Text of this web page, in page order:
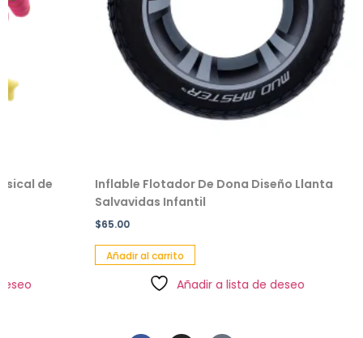
Inflable Flotador De Dona Diseño Llanta
Salvavidas Infantil
Añadir al carrito
Añadir a lista de deseo